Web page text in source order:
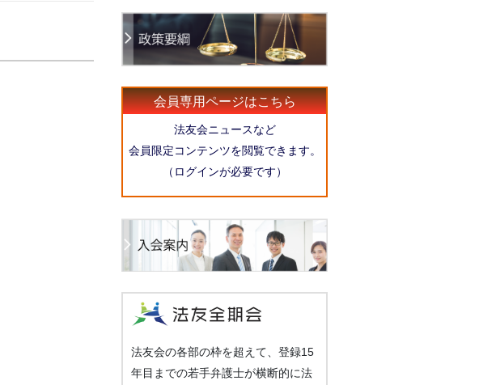
会員専用ページはこちら
法友会ニュースなど
会員限定コンテンツを閲覧できます。
（ログインが必要です）
法友会の各部の枠を超えて、登録15
年目までの若手弁護士が横断的に法